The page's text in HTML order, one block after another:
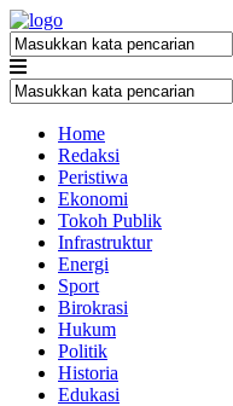
Home
Redaksi
Peristiwa
Ekonomi
Tokoh Publik
Infrastruktur
Energi
Sport
Birokrasi
Hukum
Politik
Historia
Edukasi